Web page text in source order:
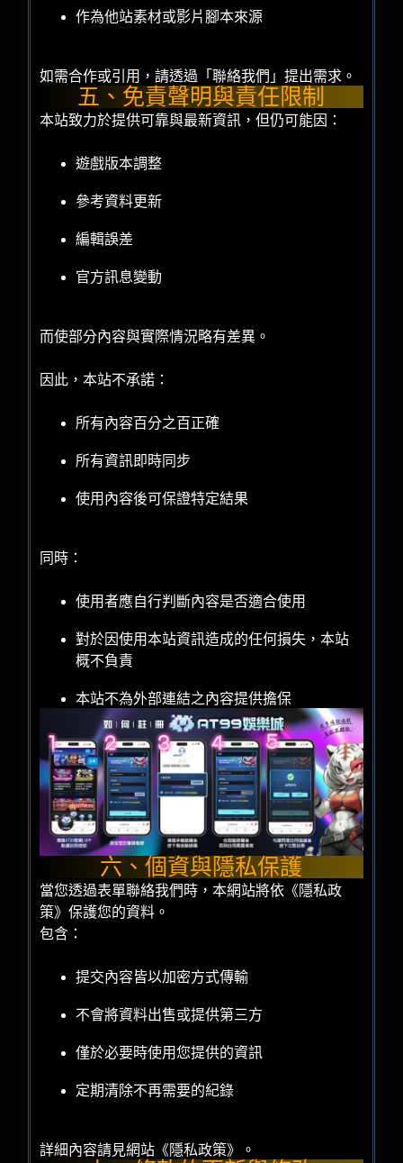
作為他站素材或影片腳本來源
如需合作或引用，請透過「聯絡我們」提出需求。
五、免責聲明與責任限制
本站致力於提供可靠與最新資訊，但仍可能因：
遊戲版本調整
參考資料更新
編輯誤差
官方訊息變動
而使部分內容與實際情況略有差異。
因此，本站不承諾：
所有內容百分之百正確
所有資訊即時同步
使用內容後可保證特定結果
同時：
使用者應自行判斷內容是否適合使用
對於因使用本站資訊造成的任何損失，本站
概不負責
本站不為外部連結之內容提供擔保
六、個資與隱私保護
當您透過表單聯絡我們時，本網站將依《隱私政
策》保護您的資料。
包含：
提交內容皆以加密方式傳輸
不會將資料出售或提供第三方
僅於必要時使用您提供的資訊
定期清除不再需要的紀錄
詳細內容請見網站《隱私政策》。